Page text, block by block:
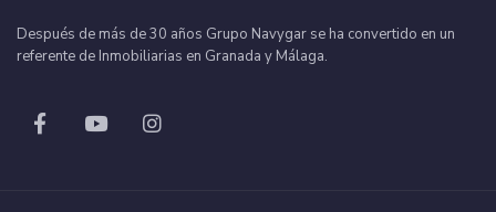
Después de más de 30 años Grupo Navygar se ha convertido en un
referente de Inmobiliarias en Granada y Málaga.